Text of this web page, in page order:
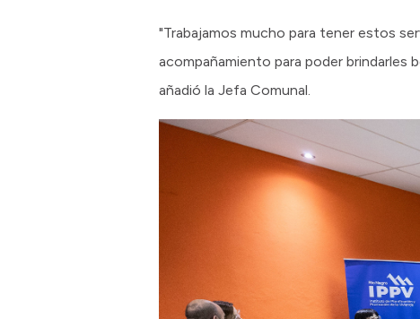
"Trabajamos mucho para tener estos
acompañamiento para poder brindarles
añadió la Jefa Comunal.